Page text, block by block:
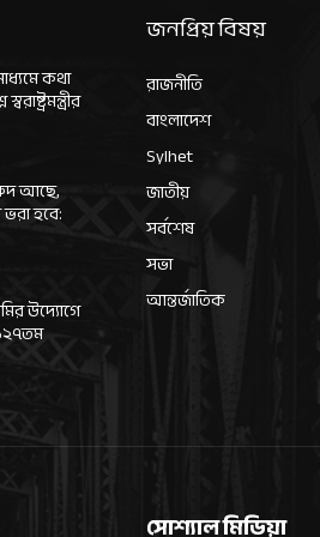
কথা
আছে,
হবে:
উদ্যোগে
জনপ্রিয় বিষয়
রাজনীতি
বাংলাদেশ
Sylhet
জাতীয়
সর্বশেষ
সভা
আন্তর্জাতিক
সোশ্যাল মিডিয়া